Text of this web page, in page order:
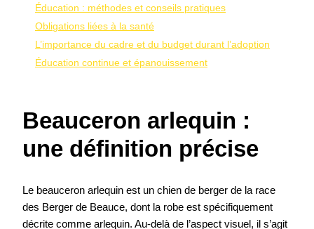
Éducation : méthodes et conseils pratiques
Obligations liées à la santé
L’importance du cadre et du budget durant l’adoption
Éducation continue et épanouissement
Beauceron arlequin :
une définition précise
Le beauceron arlequin est un chien de berger de la race
des Berger de Beauce, dont la robe est spécifiquement
décrite comme arlequin. Au-delà de l’aspect visuel, il s’agit